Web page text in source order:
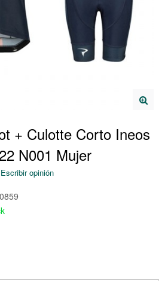
+ Culotte Corto Ineos
N001 Mujer
Escribir opinión